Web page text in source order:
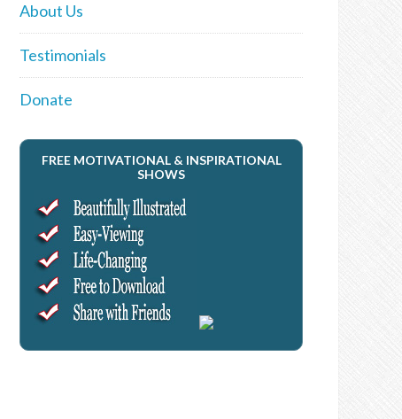
About Us
Testimonials
Donate
FREE MOTIVATIONAL & INSPIRATIONAL
SHOWS